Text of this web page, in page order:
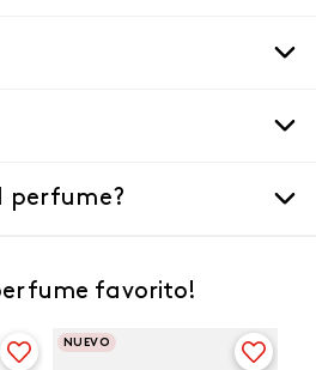
perfume?
favorito!
NUEVO